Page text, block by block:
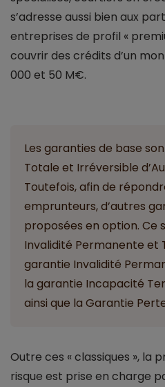
s’adresse aussi bien aux
entreprises de profil «
couvrir des crédits d’un
000 et 50 M€.
Les garanties de base
Totale et Irréversible
Toutefois, afin de
emprunteurs, d’autres
proposées en option. Ce
Invalidité Permanente et
garantie Invalidité
la garantie Incapacité
ainsi que la Garantie
Outre ces « classiques », la
risque est prise en charge